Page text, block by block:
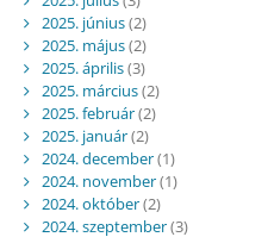
2025. június(2)
2025. május(2)
2025. április(3)
2025. március(2)
2025. február(2)
2025. január(2)
2024. december(1)
2024. november(1)
2024. október(2)
2024. szeptember(3)